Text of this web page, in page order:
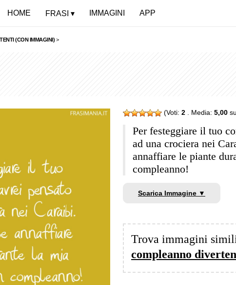
HOME FRASI IMMAGINI APP
(CON IMMAGINI) >
(Voti: 2 . Media: 5,00
Per festeggiare il tuo
ad una crociera nei
annaffiare le piante
compleanno!
Scarica Immagine ▼
Trova immagini
compleanno